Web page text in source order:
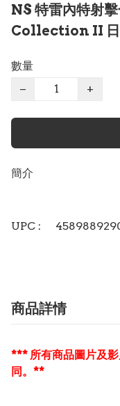
NS 特雷內特射
Collection II 日
數量
−
+
簡介
UPC :
商品詳情
*** 所有商品圖片及
同。**